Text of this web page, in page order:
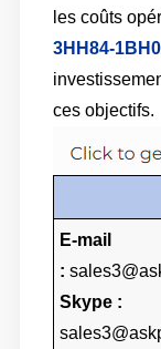
les coûts
3HH84-1BH0
ces objectifs.
E-mail
:
Skype :